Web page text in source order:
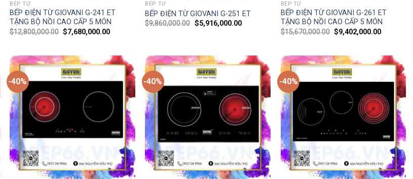
BẾP TỪ
BẾP ĐIỆN TỪ GIOVANI G-241 ET
TẶNG BỘ NỒI CAO CẤP 5 MÓN
$12,800,000.00 $7,680,000.00
BẾP TỪ
BẾP ĐIỆN TỪ GIOVANI G-251 ET
$9,860,000.00 $5,916,000.00
BẾP TỪ
BẾP ĐIỆN TỪ GIOVANI G-261 ET
TẶNG BỘ NỒI CAO CẤP 5 MÓN
$15,670,000.00 $9,402,000.00
-40% -40% -40%